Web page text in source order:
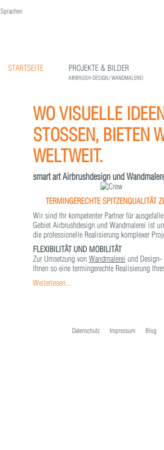
Sprachen
STARTSEITE PROJEKTE & BILDER
AIRBRUSH-DESIGN / WANDMALEREI
WO VISUELLE
STOSSEN, BIETEN
ELTWEIT.
smart art Airbrushdesign und
TERMINGERECHTE SPITZENQUALITÄT
Wir sind Ihr kompetenter Partner für
Gebiet Airbrushdesign und Wandmalerei ist
die professionelle Realisierung komplexer
FLEXIBILITÄT UND MOBILITÄT
Zur Umsetzung von Wandmalerei und
Ihnen so eine termingerechte Realisierung
Weiterlesen...
Datenschutz Impressum Blog